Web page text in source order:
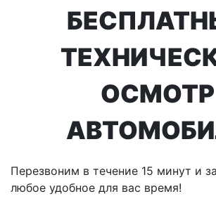
ОСМОТР
Перезвоним в течение 15 минут и
любое удобное для вас время!